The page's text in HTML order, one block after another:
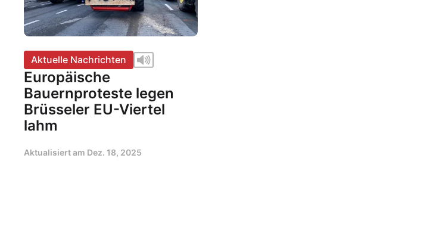
Aktuelle Nachrichten
Europäische
Bauernproteste legen
Brüsseler EU-Viertel
lahm
Aktualisiert am Dez. 18, 2025